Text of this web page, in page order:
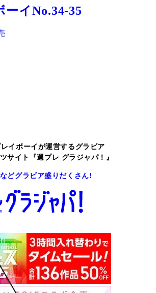
イNo.34-35
イボーイが運営するグラビア
サイト『週プレ グラジャパ！』
どグラビア盛りだくさん!